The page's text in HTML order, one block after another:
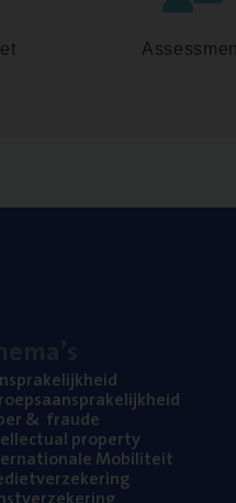
& fraude
property
Mobiliteit